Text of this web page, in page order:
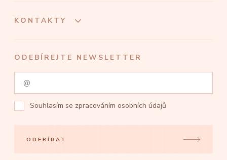
KONTAKTY
ODEBÍREJTE NEWSLETTER
Souhlasím se zpracováním osobních údajů
ODEBÍRAT